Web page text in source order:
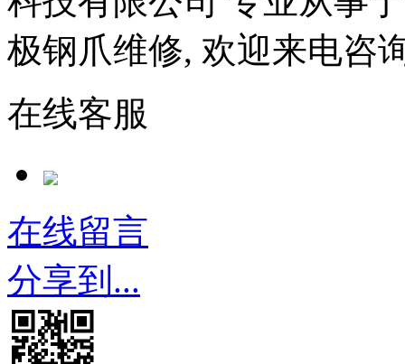
极钢爪维修, 欢迎来电
在线客服
在线留言
分享到...